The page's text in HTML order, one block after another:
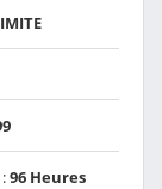
96 Heures